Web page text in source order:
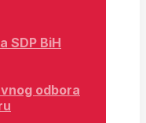
SDP BiH
odbora